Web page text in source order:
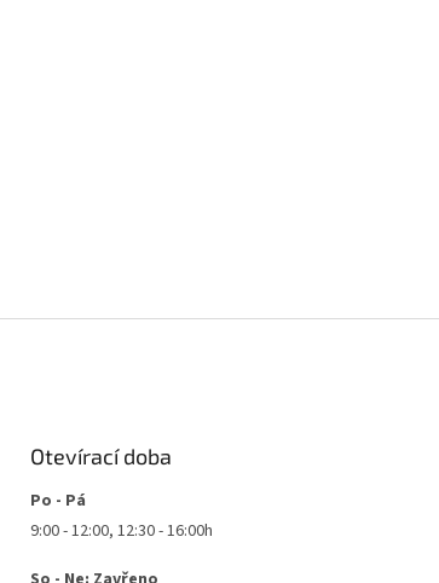
Otevírací doba
Po - Pá
9:00 - 12:00, 12:30 - 16:00h